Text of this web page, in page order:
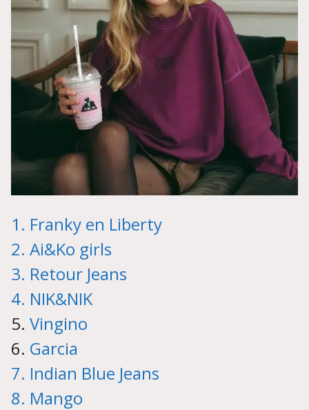
1. Franky en Liberty
2. Ai&Ko girls
3. Retour Jeans
4. NIK&NIK
5. Vingino
6. Garcia
7. Indian Blue Jeans
8. Mango